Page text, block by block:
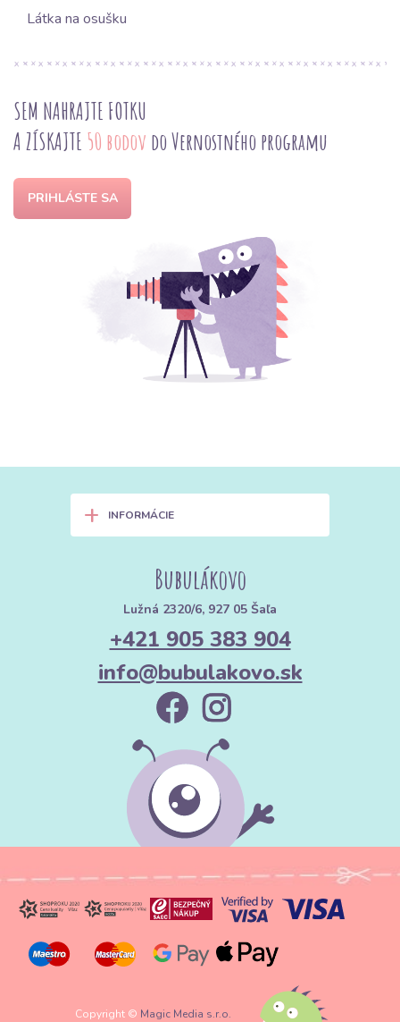
Látka na osušku
SEM NAHRAJTE FOTKU
A ZÍSKAJTE 50 bodov do Vernostného programu
PRIHLÁSTE SA
+ INFORMÁCIE
Bubulákovo
Lužná 2320/6, 927 05 Šaľa
+421 905 383 904
info@bubulakovo.sk
Copyright © Magic Media s.r.o.